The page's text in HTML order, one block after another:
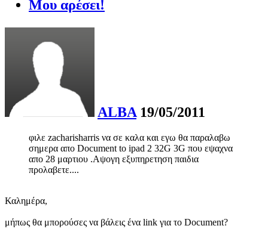
Μου αρέσει!
ALBA 19/05/2011
φιλε zacharisharris να σε καλα και εγω θα παραλαβω
σημερα απο Document to ipad 2 32G 3G που εψαχνα
απο 28 μαρτιου .Αψογη εξυπηρετηση παιδια
προλαβετε....
Καλημέρα,
μήπως θα μπορούσες να βάλεις ένα link για το Document?